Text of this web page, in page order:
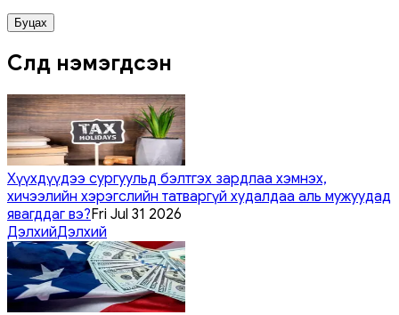
Буцах
Сүүлд нэмэгдсэн
Хүүхдүүдээ сургуульд бэлтгэх зардлаа хэмнэх,
хичээлийн хэрэгслийн татваргүй худалдаа аль мужуудад
явагддаг вэ?Fri Jul 31 2026
ДэлхийДэлхий